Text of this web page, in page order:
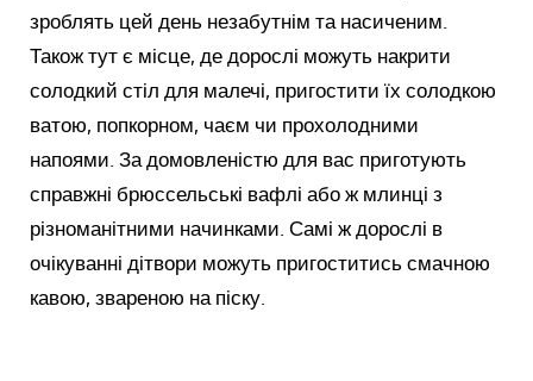
зроблять цей день незабутнім та насиченим.
Також тут є місце, де дорослі можуть накрити
солодкий стіл для малечі, пригостити їх солодкою
ватою, попкорном, чаєм чи прохолодними
напоями. За домовленістю для вас приготують
справжні брюссельські вафлі або ж млинці з
різноманітними начинками. Самі ж дорослі в
очікуванні дітвори можуть пригоститись смачною
кавою, звареною на піску.